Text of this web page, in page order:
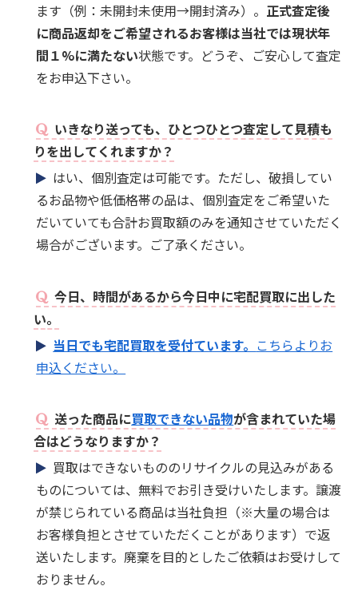
ます（例：未開封未使用→開封済み）。 正式査定後
に商品返却をご希望されるお客様は当社では現状年
間１%に満たない状態です。どうぞ、ご安心して査定
をお申込下さい。
いきなり送っても、ひとつひとつ査定して見積も
りを出してくれますか？
はい、個別査定は可能です。ただし、破損してい
るお品物や低価格帯の品は、個別査定をご希望いた
だいていても合計お買取額のみを通知させていただく
場合がございます。ご了承ください。
今日、時間があるから今日中に宅配買取に出した
い。
当日でも宅配買取を受付ています。 こちらよりお
申込ください。
送った商品に買取できない品物が含まれていた場
合はどうなりますか？
買取はできないもののリサイクルの見込みがある
ものについては、無料でお引き受けいたします。譲渡
が禁じられている商品は当社負担（※大量の場合は
お客様負担とさせていただくことがあります）で返
送いたします。廃棄を目的としたご依頼はお受けして
おりません。